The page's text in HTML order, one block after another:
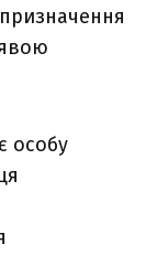
особу